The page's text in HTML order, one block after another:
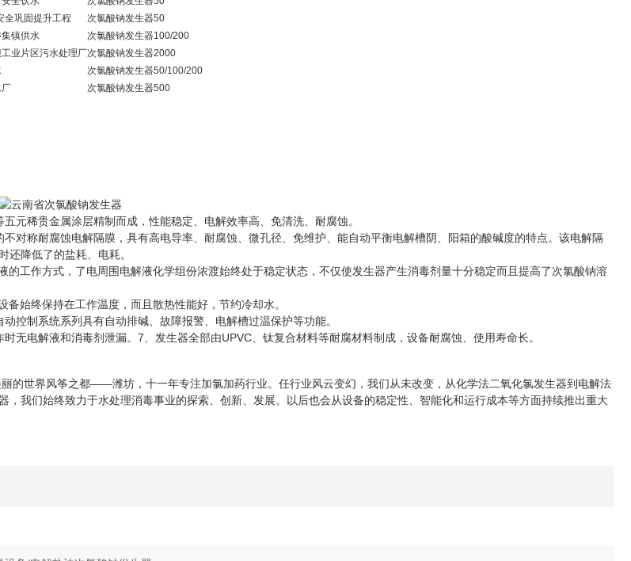
全巩固提升工程 次氯酸钠发生器50
镇供水 次氯酸钠发生器100/200
业片区污水处理厂次氯酸钠发生器2000
次氯酸钠发生器50/100/200
次氯酸钠发生器500
稀贵金属涂层精制而成，性能稳定、电解效率高、免清洗、耐腐蚀。
称耐腐蚀电解隔膜，具有高电导率、耐腐蚀、微孔径、免维护、能自动平衡电解槽阴、阳箱的酸碱度的特点。该电解隔
还降低了的盐耗、电耗。
工作方式，了电周围电解液化学组份浓渡始终处于稳定状态，不仅使发生器产生消毒剂量十分稳定而且提高了次氯酸钠溶
始终保持在工作温度，而且散热性能好，节约冷却水。
制系统系列具有自动排碱、故障报警、电解槽过温保护等功能。
电解液和消毒剂泄漏。7、发生器全部由UPVC、钛复合材料等耐腐材料制成，设备耐腐蚀、使用寿命长。
世界风筝之都——潍坊，十一年专注加氯加药行业。任行业风云变幻，我们从未改变，从化学法二氧化氯发生器到电解法
，我们始终致力于水处理消毒事业的探索、创新、发展。以后也会从设备的稳定性、智能化和运行成本等方面持续推出重大